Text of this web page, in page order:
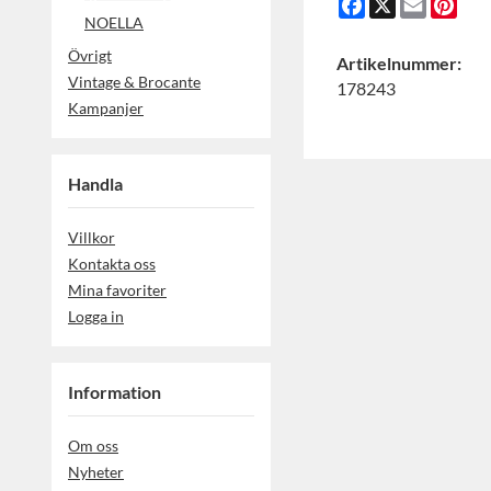
NOELLA
Övrigt
Vintage & Brocante
Kampanjer
Handla
Villkor
Kontakta oss
Mina favoriter
Logga in
Information
Om oss
Nyheter
Artikelnummer:
178243